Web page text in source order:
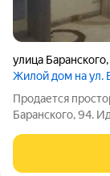
улица Баранского,
Жилой дом на ул.
Продается
Баранского, 94.
трехкомнатная